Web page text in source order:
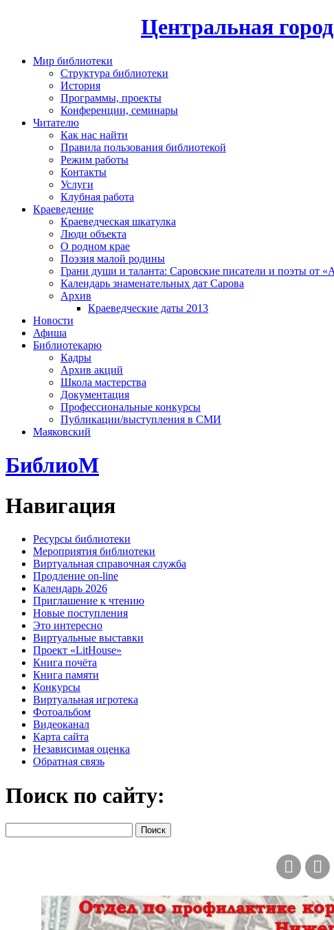
Центральная
Мир библиотеки
Структура библиотеки
История
Программы, проекты
Конференции, семинары
Читателю
Как нас найти
Правила пользования библиотекой
Режим работы
Контакты
Услуги
Клубная работа
Краеведение
Краеведческая шкатулка
Люди объекта
О родном крае
Поэзия малой родины
Грани души и таланта: Саровские писатели и поэты от
Календарь знаменательных дат Сарова
Архив
Краеведческие даты 2013
Новости
Афиша
Библиотекарю
Кадры
Архив акций
Школа мастерства
Документация
Профессиональные конкурсы
Публикации/выступления в СМИ
Маяковский
БиблиоМ
Навигация
Ресурсы библиотеки
Мероприятия библиотеки
Виртуальная справочная служба
Продление on-line
Календарь 2026
Приглашение к чтению
Новые поступления
Это интересно
Виртуальные выставки
Проект «LitHouse»
Книга почёта
Книга памяти
Конкурсы
Виртуальная игротека
Фотоальбом
Видеоканал
Карта сайта
Независимая оценка
Обратная связь
Поиск по сайту: